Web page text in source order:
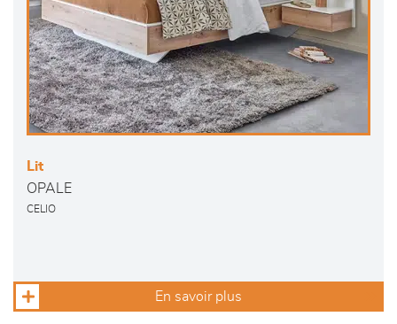
Lit
OPALE
CELIO
En savoir plus